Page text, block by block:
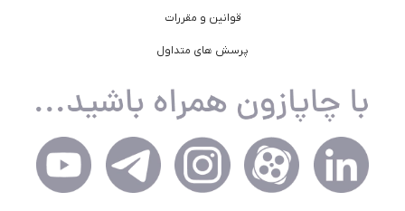
قوانین و مقررات
پرسش های متداول